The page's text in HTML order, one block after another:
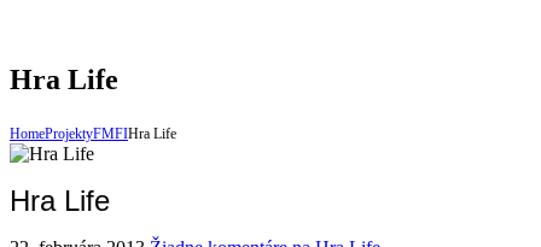
Hra Life
HomeProjektyFMFIHra Life
Hra Life